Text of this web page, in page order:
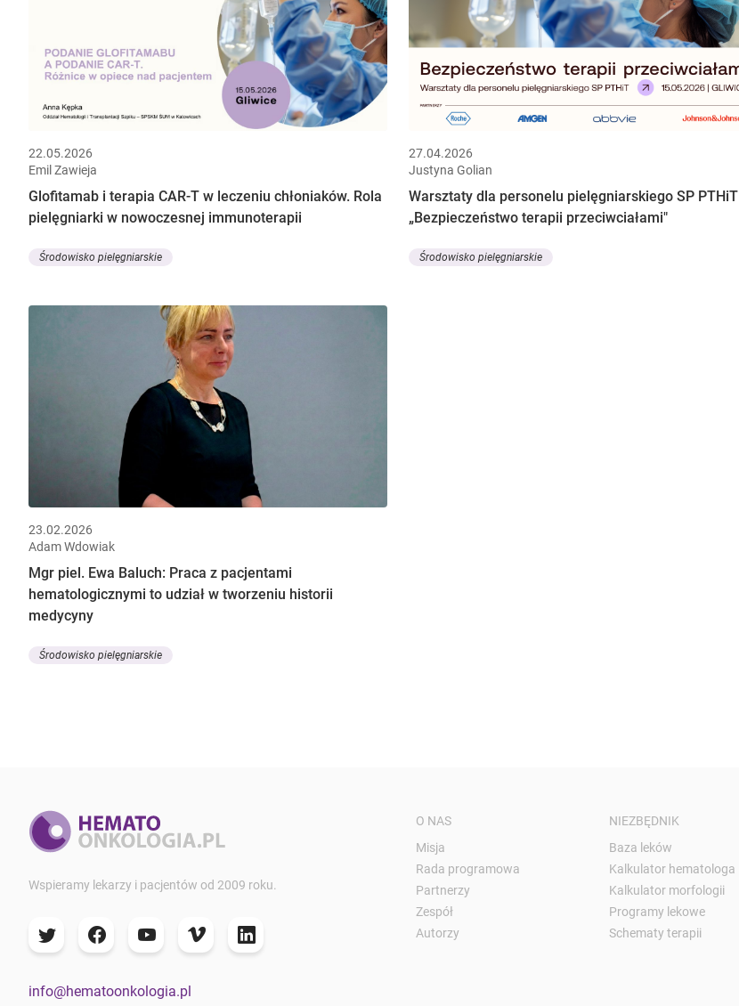
22.05.2026
Emil Zawieja
Glofitamab i terapia CAR-T w leczeniu chłoniaków. Rola
pielęgniarki w nowoczesnej immunoterapii
Środowisko pielęgniarskie
27.04.2026
Justyna Golian
Warsztaty dla personelu pielęgniarskiego SP PTHiT |
„Bezpieczeństwo terapii przeciwciałami"
Środowisko pielęgniarskie
23.02.2026
Adam Wdowiak
Mgr piel. Ewa Baluch: Praca z pacjentami
hematologicznymi to udział w tworzeniu historii
medycyny
Środowisko pielęgniarskie
Wspieramy lekarzy i pacjentów od 2009 roku.
info@hematoonkologia.pl
O NAS
Misja
Rada programowa
Partnerzy
Zespół
Autorzy
NIEZBĘDNIK
Baza leków
Kalkulator hematologa
Kalkulator morfologii
Programy lekowe
Schematy terapii